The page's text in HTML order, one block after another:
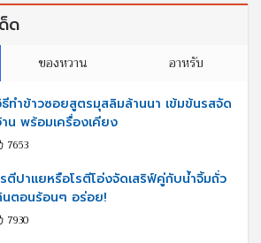
ด
ของหวาน อาหรับ
ธีทำข้าวซอยสูตรมุสลิมล้านนา เข้มข้นรสจัด
น พร้อมเครื่องเคียง
7653
ตีปาแยหรือโรตีโอ่งจัดเสริฟ์คู่กับนํ้าจิ้มถั่ว
ตอนร้อนๆ อร่อย!
7930